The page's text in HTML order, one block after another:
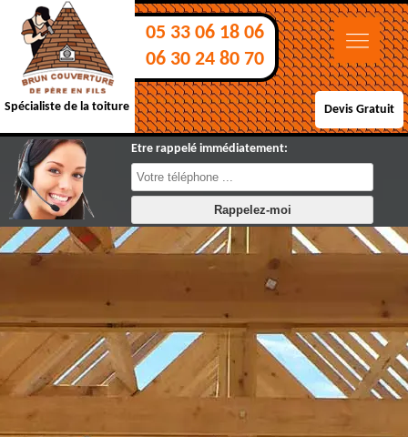
Spécialiste de la toiture
05 33 06 18 06
06 30 24 80 70
Devis Gratuit
Etre rappelé immédiatement: